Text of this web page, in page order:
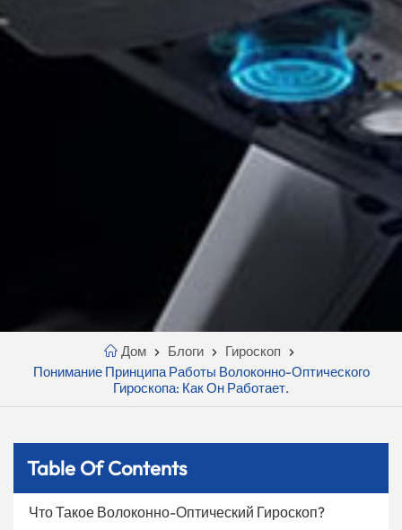
Дом Блоги
Гироскоп
Понимание Принципа Работы Волоконно-Оптического
Гироскопа: Как Он Работает.
Table Of Contents
Что Такое Волоконно-Оптический Гироскоп?